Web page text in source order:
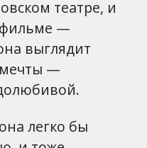
театре, и
фильме —
выглядит
мечты —
легко бы